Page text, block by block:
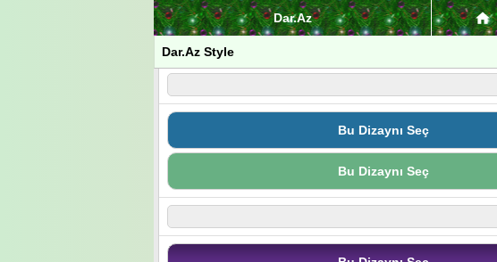
Dar.Az
Dar.Az Style
Bu Dizaynı Seç
Bu Dizaynı Seç